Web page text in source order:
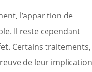
l’apparition de
Il reste cependant
Certains traitements,
de leur implication